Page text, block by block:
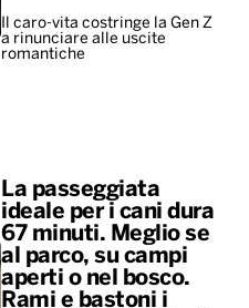
Il caro-vita costringe la Gen Z
a rinunciare alle uscite
romantiche
La passeggiata
ideale per i cani dura
67 minuti. Meglio se
al parco, su campi
aperti o nel bosco.
Rami e bastoni i